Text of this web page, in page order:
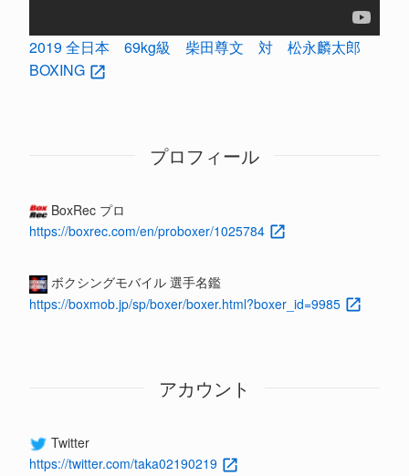
2019 全日本 69kg級 柴田尊文 対 松永麟太郎
BOXING
プロフィール
BoxRec プロ
https://boxrec.com/en/proboxer/1025784
ボクシングモバイル 選手名鑑
https://boxmob.jp/sp/boxer/boxer.html?boxer_id=9985
アカウント
Twitter
https://twitter.com/taka02190219